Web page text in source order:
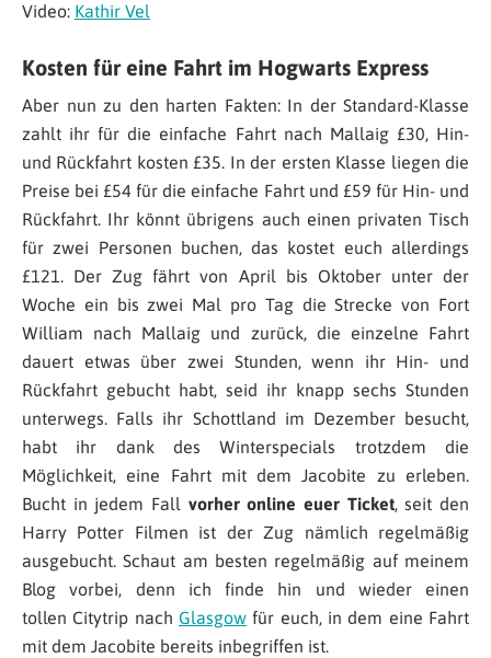
Video: Kathir Vel
Kosten für eine Fahrt im Hogwarts Express
Aber nun zu den harten Fakten: In der Standard-Klasse
zahlt ihr für die einfache Fahrt nach Mallaig £30, Hin-
und Rückfahrt kosten £35. In der ersten Klasse liegen die
Preise bei £54 für die einfache Fahrt und £59 für Hin- und
Rückfahrt. Ihr könnt übrigens auch einen privaten Tisch
für zwei Personen buchen, das kostet euch allerdings
£121. Der Zug fährt von April bis Oktober unter der
Woche ein bis zwei Mal pro Tag die Strecke von Fort
William nach Mallaig und zurück, die einzelne Fahrt
dauert etwas über zwei Stunden, wenn ihr Hin- und
Rückfahrt gebucht habt, seid ihr knapp sechs Stunden
unterwegs. Falls ihr Schottland im Dezember besucht,
habt ihr dank des Winterspecials trotzdem die
Möglichkeit, eine Fahrt mit dem Jacobite zu erleben.
Bucht in jedem Fall vorher online euer Ticket, seit den
Harry Potter Filmen ist der Zug nämlich regelmäßig
ausgebucht. Schaut am besten regelmäßig auf meinem
Blog vorbei, denn ich finde hin und wieder einen
tollen Citytrip nach Glasgow für euch, in dem eine Fahrt
mit dem Jacobite bereits inbegriffen ist.